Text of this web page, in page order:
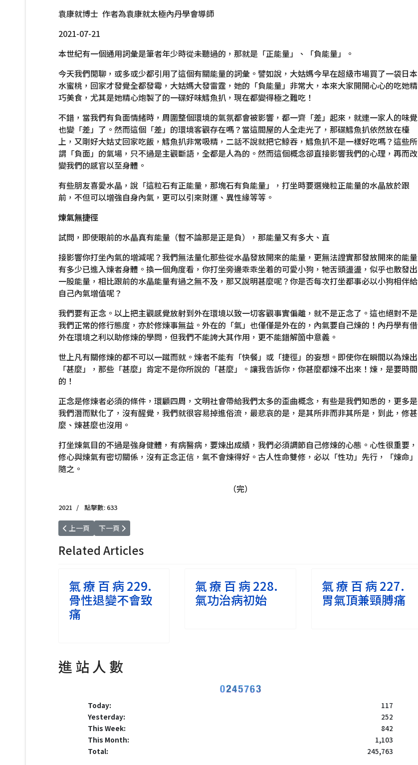
袁康就博士 作者為袁康就太極內丹學會導師
2021-07-21
本世紀有一個通用詞彙是筆者年少時從未聽過的，那就是「正能量」、「負能量」。
今天我們閒聊，或多或少都引用了這個有關能量的詞彙。譬如說，大姑媽今早在超級市場買了一袋日本
水蜜桃，回家才發覺全都發霉，大姑媽大發雷霆，她的「負能量」非常大，本來大家開開心心的吃她精
巧美食，尤其是她精心炮製了的一碟好味鱈魚扒，現在都變得極之難吃！
不錯，當我們有負面情緒時，周圍整個環境的氣氛都會被影響，都一齊「差」起來，就連一家人的味覺
也變「差」了。然而這個「差」的環境客觀存在嗎？當這間屋的人全走光了，那碟鱈魚扒依然放在檯
上，又剛好大姑丈回家吃飯，鱈魚扒非常吸精，二話不說就把它鯨吞，鱈魚扒不是一樣好吃嗎？這些所
謂「負面」的氣場，只不過是主觀斷語，全都是人為的。然而這個概念卻直接影響我們的心理，再而改
變我們的感官以至身體。
有些朋友喜愛水晶，說「這粒石有正能量，那塊石有負能量」，打坐時要選幾粒正能量的水晶放於跟
前，不但可以增強自身內氣，更可以引來財運、異性緣等等。
煉氣無捷徑
試問，即使眼前的水晶真有能量（暫不論那是正是負），那能量又有多大、直
接影響你打坐內氣的增減呢？我們無法量化那些從水晶發放開來的能量，更無法證實那發放開來的能量
有多少已進入煉者身體。換一個角度看，你打坐旁邊乖乖坐着的可愛小狗，牠舌頭盪盪，似乎也散發出
一股能量，相比跟前的水晶能量有過之無不及，那又說明甚麼呢？你是否每次打坐都事必以小狗相伴給
自己內氣增值呢？
我們要有正念。以上把主觀感覺放射到外在環境以致一切客觀事實偏離，就不是正念了。這也絕對不是
我們正常的修行態度，亦於修煉事無益。外在的「氣」也僅僅是外在的，內氣要自己煉的！內丹學有借
外在環境之利以助修煉的學問，但我們不能誇大其作用，更不能錯解箇中意義。
世上凡有關修煉的都不可以一蹴而就。煉者不能有「快餐」或「捷徑」的妄想。即使你在瞬間以為煉出
「甚麼」，那些「甚麼」肯定不是你所說的「甚麼」。讓我告訴你，你甚麼都煉不出來！煉，是要時間
的！
正念是修煉者必須的條件，環顧四周，文明社會帶給我們太多的歪曲概念，有些是我們知悉的，更多是
我們潛而默化了，沒有醒覺，我們就很容易掉進俗流，最悲哀的是，是其所非而非其所是，到此，修甚
麼、煉甚麼也沒用。
打坐煉氣目的不過是強身健體，有病醫病，要煉出成績，我們必須調節自己修煉的心態。心性很重要，
修心與煉氣有密切關係，沒有正念正信，氣不會煉得好。古人性命雙修，必以「性功」先行，「煉命」
隨之。
（完）
2021 點擊數: 633
上一篇文章: 氣 療 百 病 234. 浮針操作異於傳統
上一頁 下一篇文章: 氣 療 百 病 232. 浮針治療震顫
下一頁
Related Articles
氣 療 百 病 229.
骨性退變不會致
痛
氣 療 百 病 228.
氣功治病初始
氣 療 百 病 227.
胃氣頂兼頸膊痛
進 站 人 數
Today:
117
Yesterday:
252
This Week:
842
This Month:
1,103
Total:
245,763